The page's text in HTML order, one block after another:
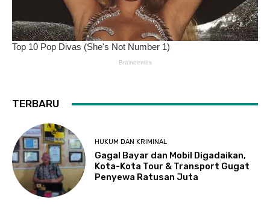
TERBARU
HUKUM DAN KRIMINAL
Gagal Bayar dan Mobil Digadaikan,
Kota-Kota Tour & Transport Gugat
Penyewa Ratusan Juta